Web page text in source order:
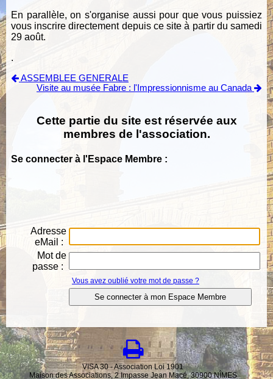
En parallèle, on s'organise aussi pour que vous puissiez
vous inscrire directement depuis ce site à partir du samedi
29 août.
.
ASSEMBLEE GENERALE
Visite au musée Fabre : l'Impressionnisme au Canada
Cette partie du site est réservée aux
membres de l'association.
Se connecter à l'Espace Membre :
Adresse
eMail :
Mot de
passe :
Vous avez oublié votre mot de passe ?
VISA 30 - Association Loi 1901
Maison des Associations, 2 Impasse Jean Macé, 30900 NÎMES